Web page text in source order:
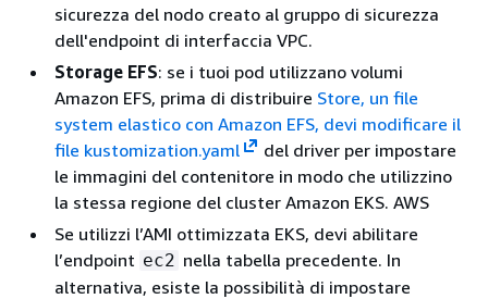
sicurezza del nodo creato al gruppo di sicurezza
dell'endpoint di interfaccia VPC.
Storage EFS: se i tuoi pod utilizzano volumi
Amazon EFS, prima di distribuire Store, un file
system elastico con Amazon EFS, devi modificare il
file kustomization.yaml
del driver per impostare
le immagini del contenitore in modo che utilizzino
la stessa regione del cluster Amazon EKS. AWS
Se utilizzi l’AMI ottimizzata EKS, devi abilitare
l’endpoint ec2 nella tabella precedente. In
alternativa, esiste la possibilità di impostare